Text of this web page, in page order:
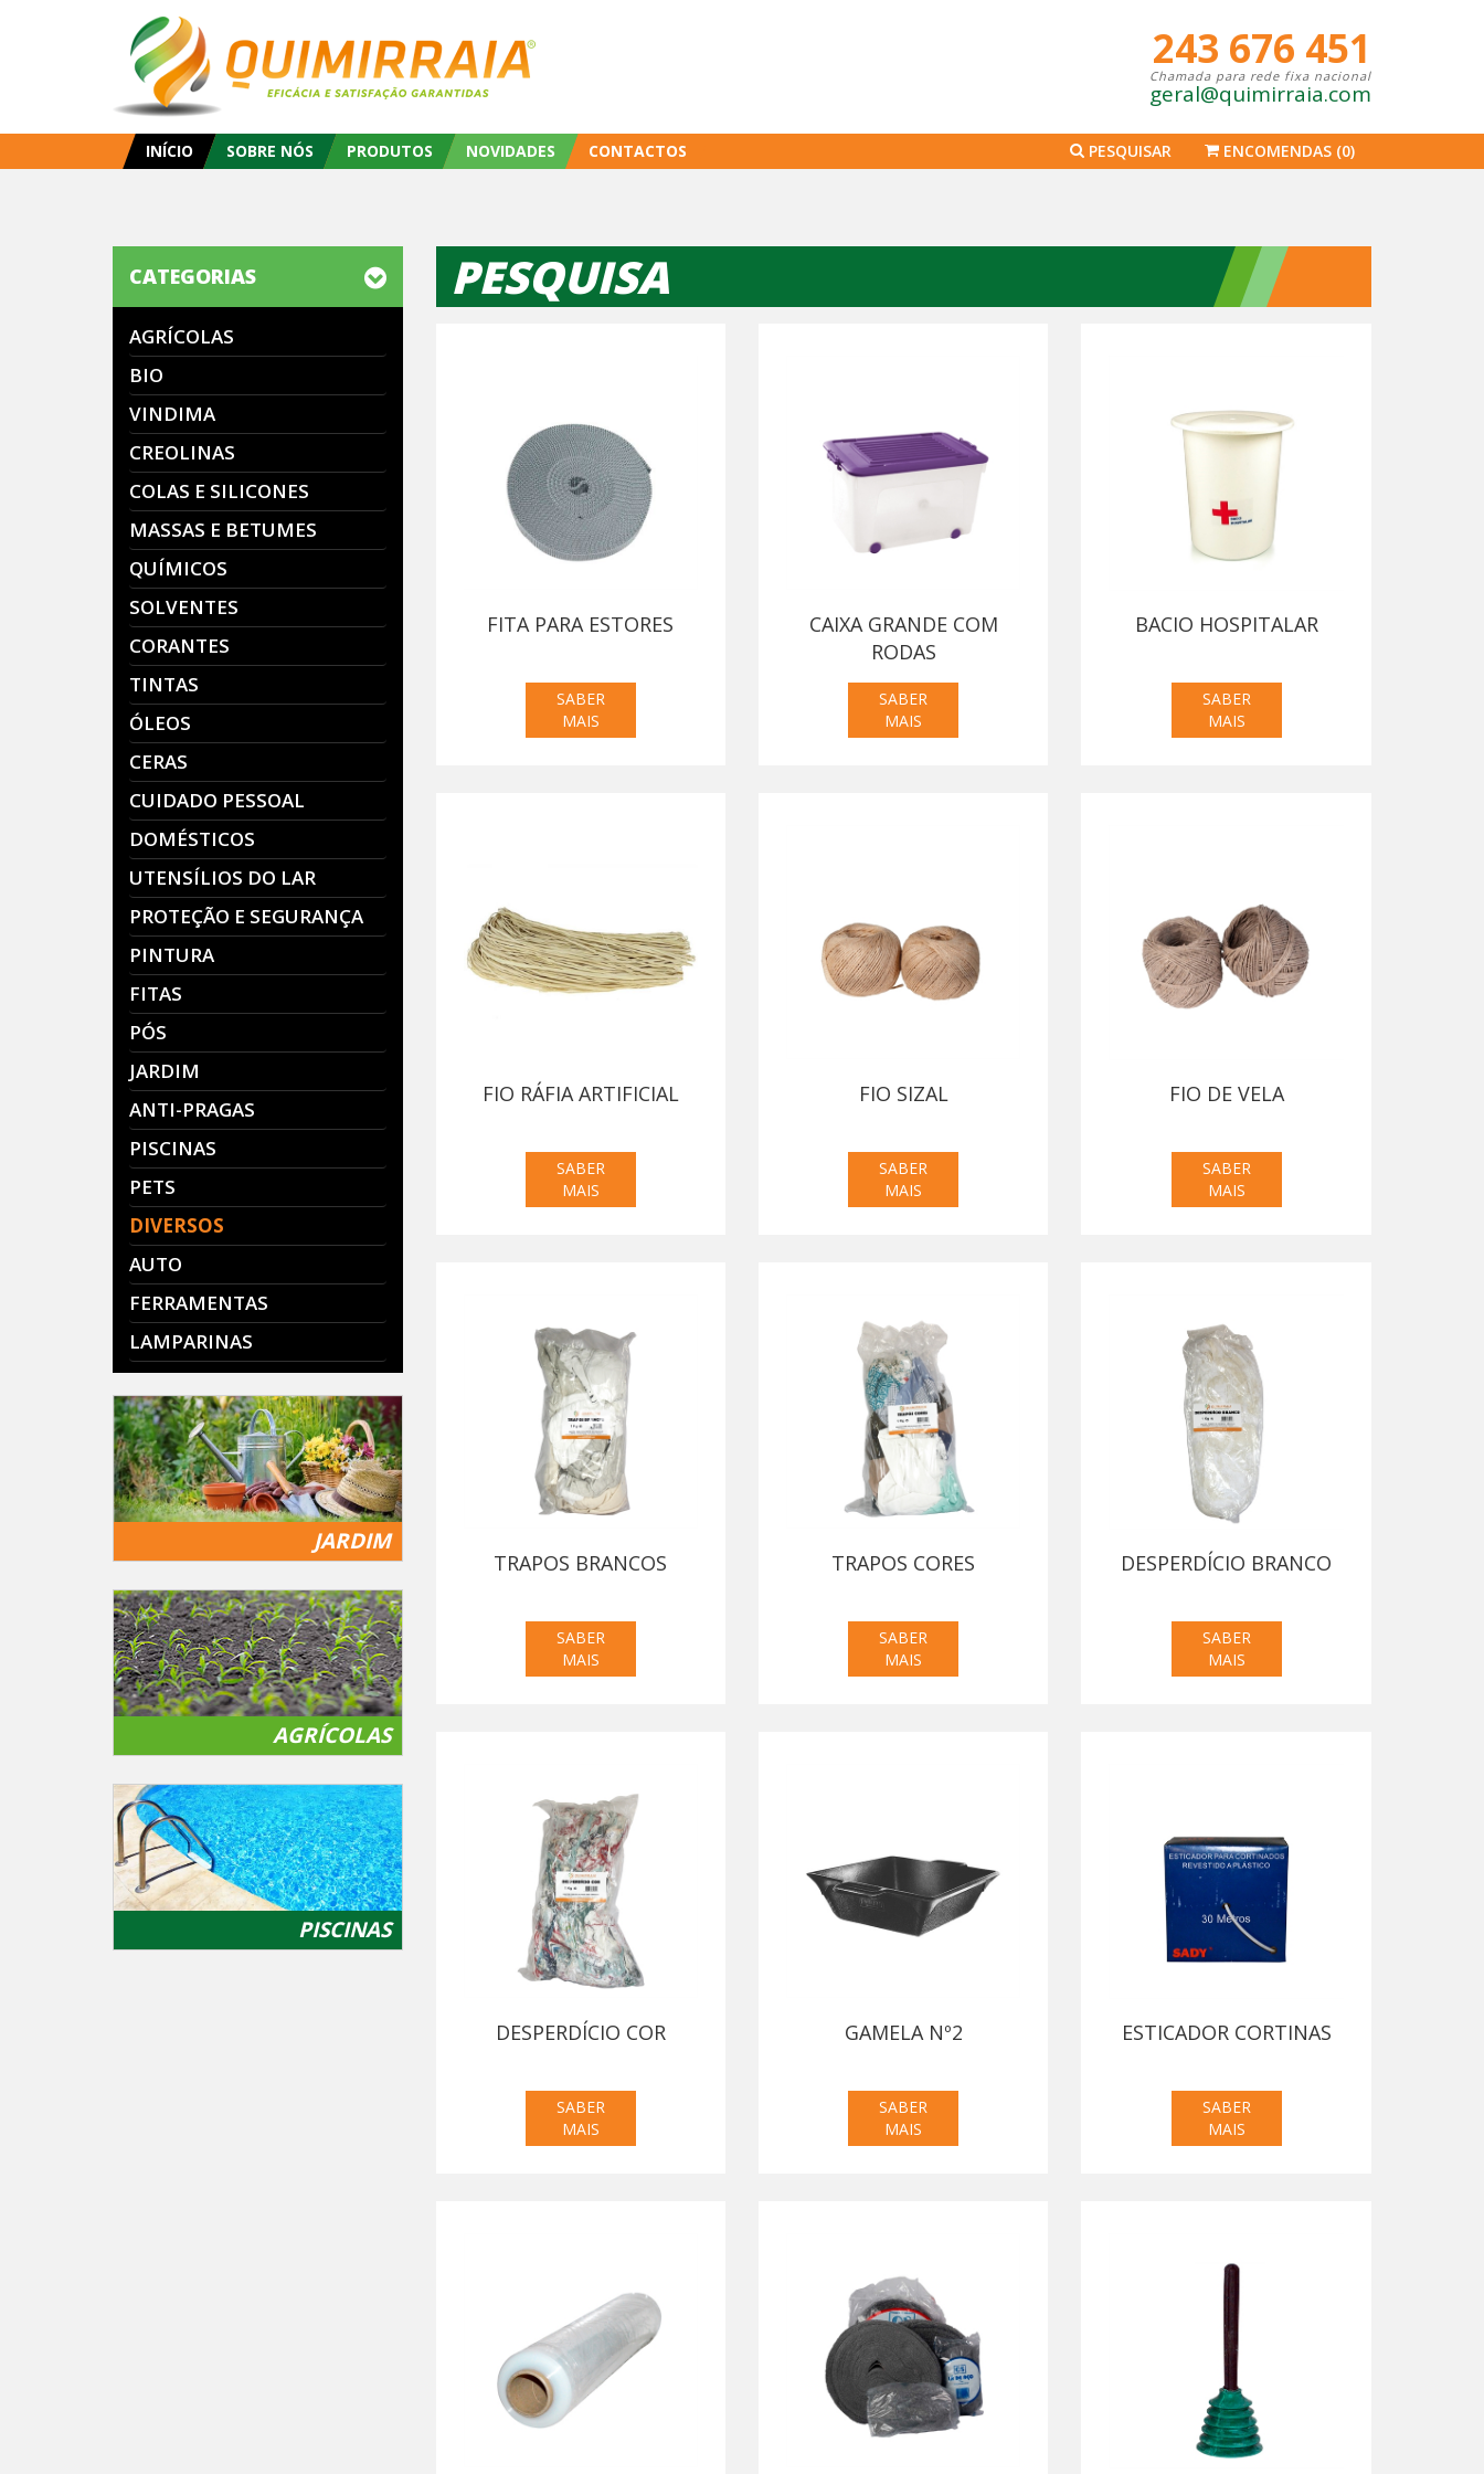
243 676 451
Chamada para rede fixa nacional
geral@quimirraia.com
INÍCIO SOBRE NÓS PRODUTOS NOVIDADES CONTACTOS PESQUISAR ENCOMENDAS (0)
CATEGORIAS
AGRÍCOLAS
BIO
VINDIMA
CREOLINAS
COLAS E SILICONES
MASSAS E BETUMES
QUÍMICOS
SOLVENTES
CORANTES
TINTAS
ÓLEOS
CERAS
CUIDADO PESSOAL
DOMÉSTICOS
UTENSÍLIOS DO LAR
PROTEÇÃO E SEGURANÇA
PINTURA
FITAS
PÓS
JARDIM
ANTI-PRAGAS
PISCINAS
PETS
DIVERSOS
AUTO
FERRAMENTAS
LAMPARINAS
JARDIM
AGRÍCOLAS
PISCINAS
PESQUISA
FITA PARA ESTORES
SABER
MAIS
CAIXA GRANDE COM
RODAS
SABER
MAIS
BACIO HOSPITALAR
SABER
MAIS
FIO RÁFIA ARTIFICIAL
SABER
MAIS
FIO SIZAL
SABER
MAIS
FIO DE VELA
SABER
MAIS
TRAPOS BRANCOS
SABER
MAIS
TRAPOS CORES
SABER
MAIS
DESPERDÍCIO BRANCO
SABER
MAIS
DESPERDÍCIO COR
SABER
MAIS
GAMELA Nº2
SABER
MAIS
ESTICADOR CORTINAS
SABER
MAIS